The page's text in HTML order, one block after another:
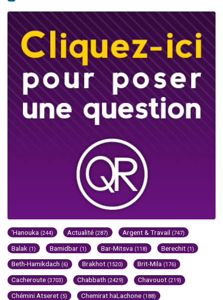
'Hanouka (244) Actualité (287) Argent & Travail (747)
Balak (1) Bamidbar (1) Bar-Mitsva (118) Berechit (1)
Beth-Hamikdach (6) Brakhot (1520) Brit-Mila (176)
Cacheroute (3703) Chabbath (2429) Chavouot (219)
Chémini Atseret (5) Chemirat haLachone (188)